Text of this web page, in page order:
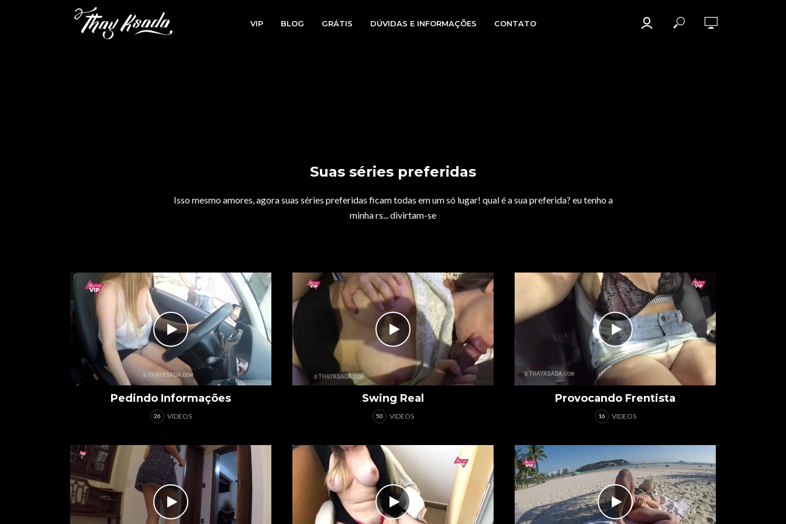
VIP BLOG GRÁTIS DÚVIDAS E INFORMAÇÕES CONTATO
Suas séries preferidas
Isso mesmo amores, agora suas séries preferidas ficam todas em um só lugar! qual é a sua preferida? eu tenho a
minha rs... divirtam-se
Pedindo Informações
26 VIDEOS
Swing Real
50 VIDEOS
Provocando Frentista
16 VIDEOS